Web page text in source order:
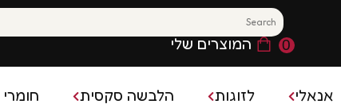
0 המוצרים שלי
אנאלי לזוגות הלבשה סקסית